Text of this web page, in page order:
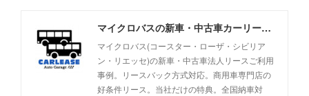
マイクロバスの新車・中古車カーリース事例 - オートガレージ122
マイクロバス(コースター・ローザ・シビリア
ン・リエッセ)の新車・中古車法人リースご利用
事例。リースバック方式対応。商用車専門店の
好条件リース。当社だけの特典。全国納車対